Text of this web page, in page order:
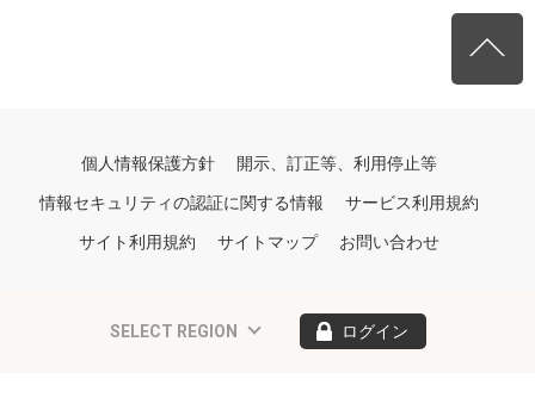
個人情報保護方針 開示、訂正等、利用停止等
情報セキュリティの認証に関する情報 サービス利用規約
サイト利用規約 サイトマップ お問い合わせ
SELECT REGION ログイン